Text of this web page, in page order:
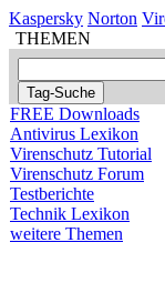
Kaspersky Norton
THEMEN
FREE Downloads
Antivirus Lexikon
Virenschutz Tutorial
Virenschutz Forum
Testberichte
Technik Lexikon
weitere Themen